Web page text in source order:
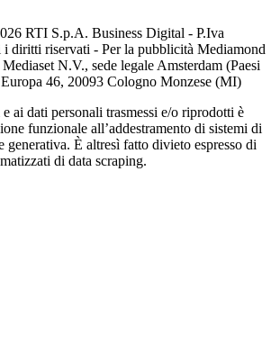
RTI S.p.A. Business Digital - P.Iva
diritti riservati - Per la pubblicità Mediamond
N.V., sede legale Amsterdam (Paesi
46, 20093 Cologno Monzese (MI)
ai dati personali trasmessi e/o riprodotti è
funzionale all’addestramento di sistemi di
È altresì fatto divieto espresso di
di data scraping.